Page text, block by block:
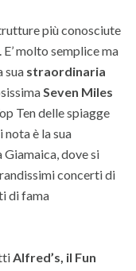
più conosciute
molto semplice ma
sua straordinaria
Seven Miles
Ten delle spiagge
è la sua
dove si
concerti di
di fama
Alfred’s, il Fun